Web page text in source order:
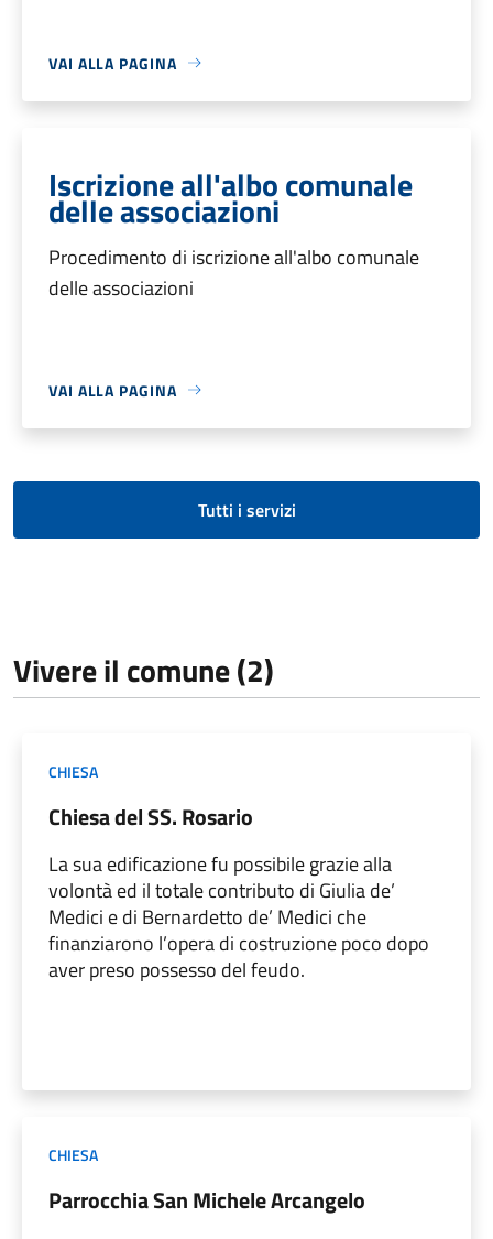
VAI ALLA PAGINA
Iscrizione all'albo comunale
delle associazioni
Procedimento di iscrizione all'albo comunale
delle associazioni
VAI ALLA PAGINA
Tutti i servizi
Vivere il comune (2)
CHIESA
Chiesa del SS. Rosario
La sua edificazione fu possibile grazie alla
volontà ed il totale contributo di Giulia de’
Medici e di Bernardetto de’ Medici che
finanziarono l’opera di costruzione poco dopo
aver preso possesso del feudo.
CHIESA
Parrocchia San Michele Arcangelo